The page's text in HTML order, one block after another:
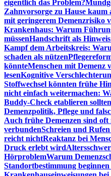
eigentlich das Problem?
Zahnvorsorge zu Hause kaum
mit geringerem Demenzrisiko
Krankenhaus: Warum
müssenHandschrift als
Kampf dem Arbeitskreis:
schaden als nützen
könnteMenschen mit Demenz
lesenKognitive
Stoffwechsel könnten frühe
nicht einfach weitermachen:
Buddy-Check etablieren sollten
Demenzpolitik, Pflege und
Auch frühe Demenzen sind
verbundenSchreien und
reicht nichtReaktanz bei
Druck erlebt wird
HörproblemWarum
Standortbestimmung beginnen